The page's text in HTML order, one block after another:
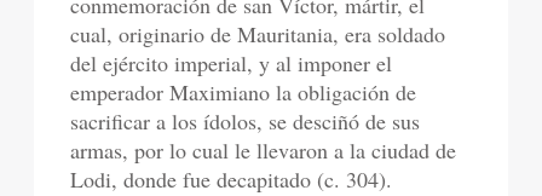
cual, originario de Mauritania, era soldado
del ejército imperial, y al imponer el
emperador Maximiano la obligación de
sacrificar a los ídolos, se desciñó de sus
armas, por lo cual le llevaron a la ciudad de
Lodi, donde fue decapitado (c. 304).